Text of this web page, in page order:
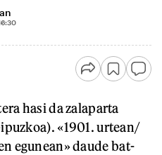
hasi da zalaparta
«1901. urtean/
egunean» daude bat-